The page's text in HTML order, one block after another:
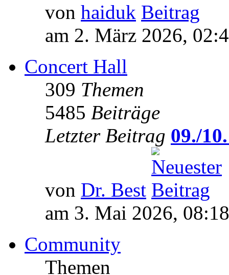
von haiduk
am 2. März 2026,
Concert Hall
309 Themen
5485 Beiträge
Letzter Beitrag 09./
von Dr. Best
am 3. Mai 2026, 08:18
Community
Themen